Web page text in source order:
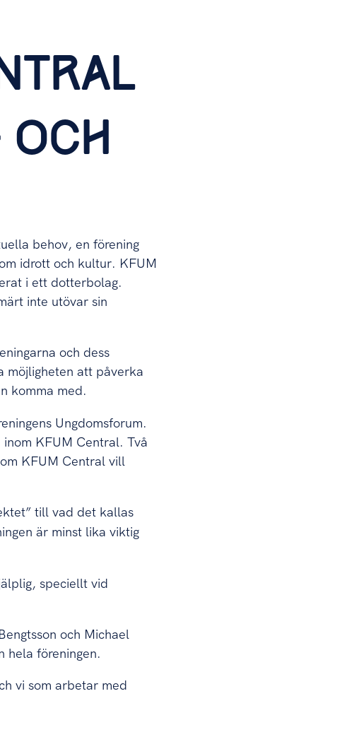
behov, en förening
idrott och kultur. KFUM
i ett dotterbolag.
inte utövar sin
och dess
möjligheten att påverka
komma med.
Ungdomsforum.
KFUM Central. Två
KFUM Central vill
till vad det kallas
är minst lika viktig
speciellt vid
och Michael
hela föreningen.
vi som arbetar med